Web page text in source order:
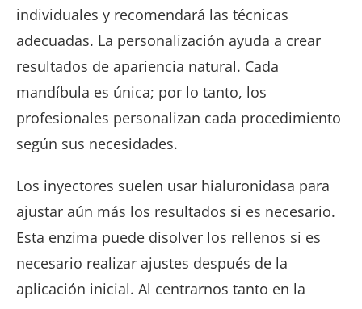
individuales y recomendará las técnicas
adecuadas. La personalización ayuda a crear
resultados de apariencia natural. Cada
mandíbula es única; por lo tanto, los
profesionales personalizan cada procedimiento
según sus necesidades.
Los inyectores suelen usar hialuronidasa para
ajustar aún más los resultados si es necesario.
Esta enzima puede disolver los rellenos si es
necesario realizar ajustes después de la
aplicación inicial. Al centrarnos tanto en la